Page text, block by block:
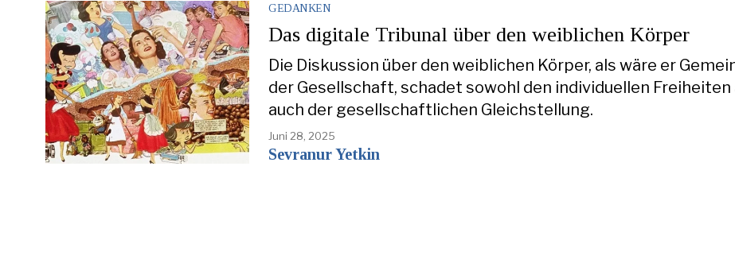
GEDANKEN
Das digitale Tribunal über den weiblichen Körper
Die Diskussion über den weiblichen Körper, als wäre er
der Gesellschaft, schadet sowohl den individuellen Freiheiten
auch der gesellschaftlichen Gleichstellung.
Juni 28, 2025
Sevranur Yetkin